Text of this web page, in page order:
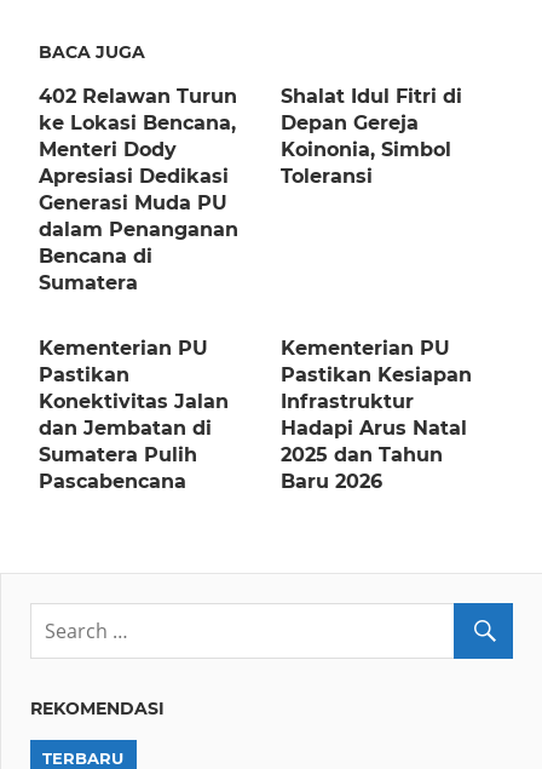
BACA JUGA
402 Relawan Turun
ke Lokasi Bencana,
Menteri Dody
Apresiasi Dedikasi
Generasi Muda PU
dalam Penanganan
Bencana di
Sumatera
Shalat Idul Fitri di
Depan Gereja
Koinonia, Simbol
Toleransi
Kementerian PU
Pastikan
Konektivitas Jalan
dan Jembatan di
Sumatera Pulih
Pascabencana
Kementerian PU
Pastikan Kesiapan
Infrastruktur
Hadapi Arus Natal
2025 dan Tahun
Baru 2026
REKOMENDASI
TERBARU